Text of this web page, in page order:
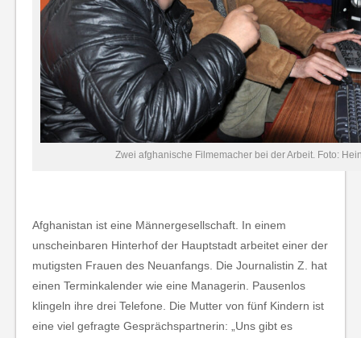
Zwei afghanische Filmemacher bei der Arbeit. Foto:
Afghanistan ist eine Männergesellschaft. In einem
unscheinbaren Hinterhof der Hauptstadt arbeitet einer der
mutigsten Frauen des Neuanfangs. Die Journalistin Z. hat
einen Terminkalender wie eine Managerin. Pausenlos
klingeln ihre drei Telefone. Die Mutter von fünf Kindern ist
eine viel gefragte Gesprächspartnerin: „Uns gibt es